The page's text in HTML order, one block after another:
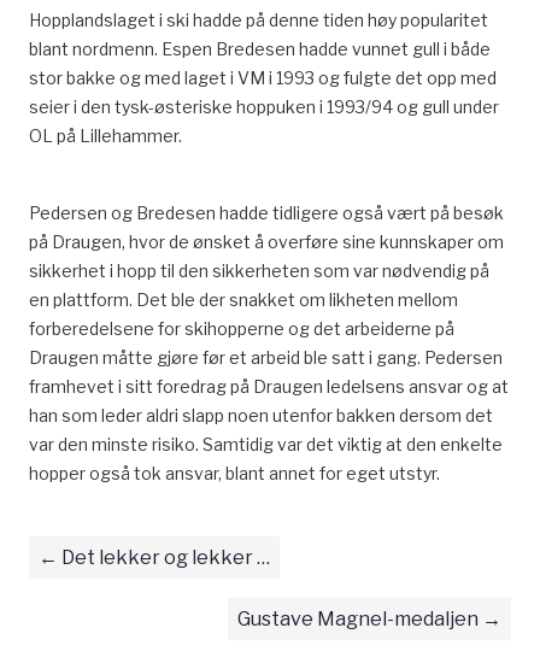
Hopplandslaget i ski hadde på denne tiden høy popularitet
blant nordmenn. Espen Bredesen hadde vunnet gull i både
stor bakke og med laget i VM i 1993 og fulgte det opp med
seier i den tysk-østeriske hoppuken i 1993/94 og gull under
OL på Lillehammer.
Pedersen og Bredesen hadde tidligere også vært på besøk
på Draugen, hvor de ønsket å overføre sine kunnskaper om
sikkerhet i hopp til den sikkerheten som var nødvendig på
en plattform. Det ble der snakket om likheten mellom
forberedelsene for skihopperne og det arbeiderne på
Draugen måtte gjøre før et arbeid ble satt i gang. Pedersen
framhevet i sitt foredrag på Draugen ledelsens ansvar og at
han som leder aldri slapp noen utenfor bakken dersom det
var den minste risiko. Samtidig var det viktig at den enkelte
hopper også tok ansvar, blant annet for eget utstyr.
Det lekker og lekker …
Gustave Magnel-medaljen